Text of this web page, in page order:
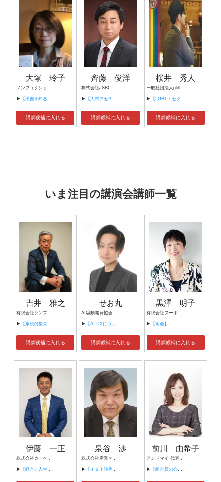
大塚 玲子
ノンフィクションライター
▶ 【出自を知る権利と家族の秘密 ～なぜ人は、自身のルーツを求めるのか？】
講師候補に入れる
齊藤 俊洋
株式会社JSBC 代表取締役社長・認定講師 合同会社NIHONSHUKAI 代表社員 一般社団法人ジャパンスピーカーズビジネスカレッジ 認定講師 株式会社アルゴオ 主任コンサルタント
▶ 【人材アセスメント】
講師候補に入れる
桜井 秀人
一般社団法人glitter代表理事
▶ 【LGBT・セクシュアルマイノリティについて】
講師候補に入れる
いま注目の講演会講師一覧
吉井 雅之
有限会社シンプルタスク 代表取締役 習慣形成コンサルタント
▶ 【永続的繁栄の組織づくり】
講師候補に入れる
せお丸
AI駆動開発協会 代表理事 サイバーフリークス株式会社 代表取締役
▶ 【AI DXについて】
講師候補に入れる
黒澤 明子
有限会社ヌーボヌール代表取締役
▶ 【司会】
講師候補に入れる
伊藤 一正
株式会社カーベル代表取締役社長 プロレスラーカーベル伊藤
▶ 【経営と人生がHappyになる3つのキーワード】
泉谷 渉
株式会社産業タイムズ社 代表取締役会長 半導体産業新聞 特別編集委員
▶ 【ＩｏＴ時代にニッポンの製造業が一気に抜け出す！！ ～世界トップシェアのセンサーとロボットで戦え！】
前川 由希子
アンドマイ 代表 組織活性化コンサルタント
▶ 【組合員の心をぐっと掴むコミュニケーション術～組合員が「あなたが言うなら」と動き出す３ステップ～】